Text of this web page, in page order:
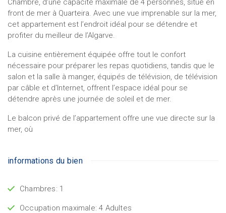
front de mer à Quarteira. Avec une vue imprenable sur la mer,
cet appartement est l’endroit idéal pour se détendre et
profiter du meilleur de l’Algarve.
La cuisine entièrement équipée offre tout le confort
nécessaire pour préparer les repas quotidiens, tandis que le
salon et la salle à manger, équipés de télévision, de télévision
par câble et d’Internet, offrent l’espace idéal pour se
détendre après une journée de soleil et de mer.
Le balcon privé de l’appartement offre une vue directe sur la
mer, où
informations du bien
Chambres: 1
Occupation maximale: 4 Adultes